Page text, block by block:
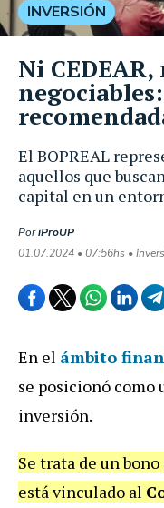
El BOPREAL
aquellos que
capital en un
PoriProUP
01.07.2024 • 07:56hs •
INVERSIÓN
Ni
En el ámbito
se posicionó como
inversión.
Se trata de un
está vinculado al